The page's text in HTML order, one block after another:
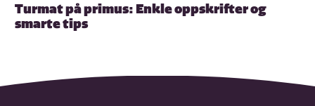
Turmat på primus: Enkle oppskrifter og
smarte tips